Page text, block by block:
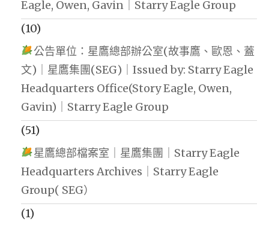
Eagle, Owen, Gavin｜Starry Eagle Group
(10)
公告單位：星鷹總部辦公室(故事鷹、歐恩、蓋
文)｜星鷹集團(SEG)｜Issued by: Starry Eagle
Headquarters Office(Story Eagle, Owen,
Gavin)｜Starry Eagle Group
(51)
星鷹總部檔案室｜星鷹集團｜Starry Eagle
Headquarters Archives｜Starry Eagle
Group( SEG）
(1)